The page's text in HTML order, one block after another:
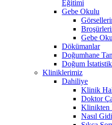
Eğitimi
Gebe Okulu
Gebe
Dökümanlar
Doğumhane
Doğum
Kliniklerimiz
Dahiliye
Klinik
Doktor
Klinikten
Nasıl